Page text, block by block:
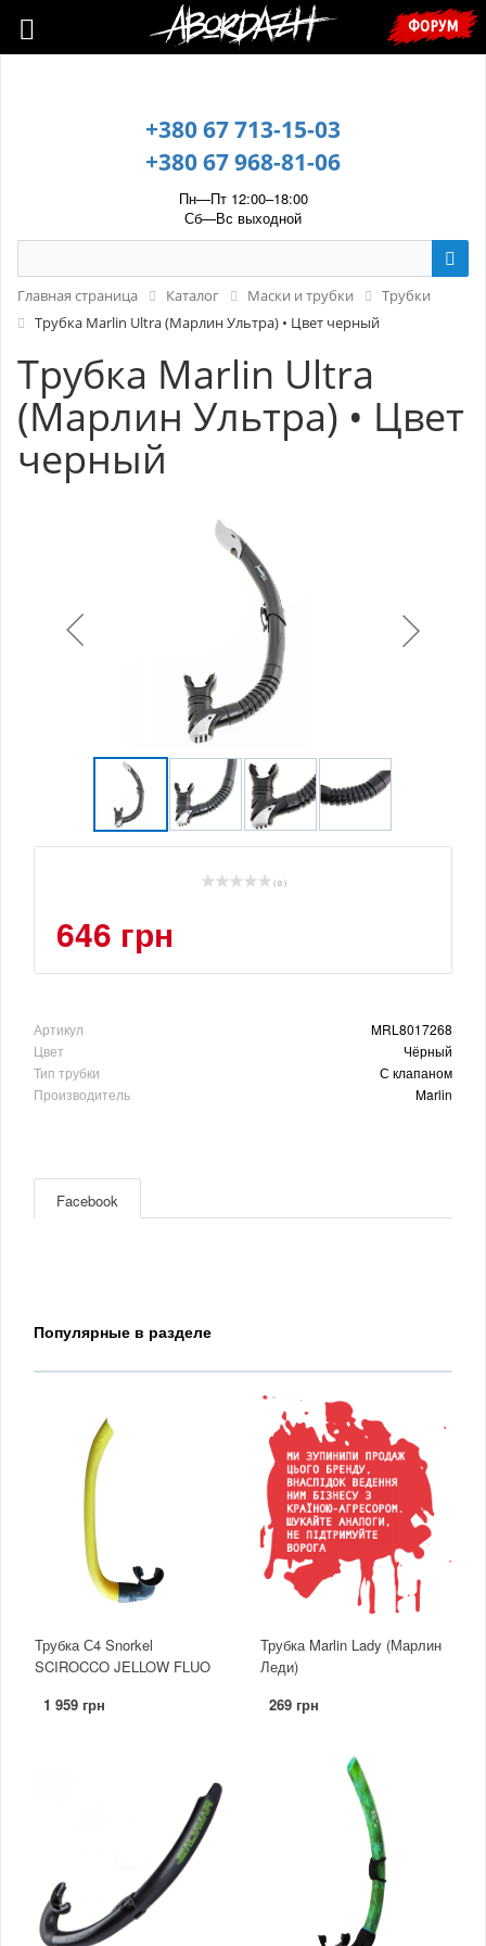
🇺🇦 У зв’язку з воєнним станом, прохання уточнювати ціну та
наявність у менеджера. 🇺🇦
+380 67 713-15-03
+380 67 968-81-06
Пн—Пт 12:00–18:00
Сб—Вс выходной
ФОРУМ
Главная страница Каталог Маски и трубки
Трубки
Трубка Marlin Ultra (Марлин Ультра) • Цвет черный
Трубка Marlin Ultra
(Марлин Ультра) • Цвет
черный
( 0 )
646 грн
Артикул
MRL8017268
Цвет
Чёрный
Тип трубки
С клапаном
Производитель
Marlin
Facebook
Популярные в разделе
Трубка С4 Snorkel
SCIROCCO JELLOW FLUO
1 959 грн
Трубка Marlin Lady (Марлин
Леди)
269 грн